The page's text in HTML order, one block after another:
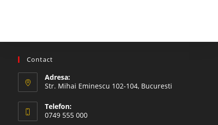
Contact
Adresa:
Str. Mihai Eminescu 102-104, Bucuresti
Telefon:
0749 555 000